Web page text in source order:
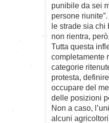
punibile da sei
persone
le strade sia chi
non rientra,
Tutta questa
completamente
categorie
protesta,
occupare del
delle posizioni
Non a caso,
alcuni